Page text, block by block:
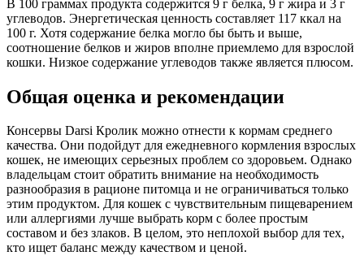
В 100 граммах продукта содержится 9 г белка, 9 г жира и 3 г
углеводов. Энергетическая ценность составляет 117 ккал на
100 г. Хотя содержание белка могло бы быть и выше,
соотношение белков и жиров вполне приемлемо для взрослой
кошки. Низкое содержание углеводов также является плюсом.
Общая оценка и рекомендации
Консервы Darsi Кролик можно отнести к кормам среднего
качества. Они подойдут для ежедневного кормления взрослых
кошек, не имеющих серьезных проблем со здоровьем. Однако
владельцам стоит обратить внимание на необходимость
разнообразия в рационе питомца и не ограничиваться только
этим продуктом. Для кошек с чувствительным пищеварением
или аллергиями лучше выбрать корм с более простым
составом и без злаков. В целом, это неплохой выбор для тех,
кто ищет баланс между качеством и ценой.